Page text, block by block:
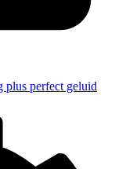
plus perfect geluid